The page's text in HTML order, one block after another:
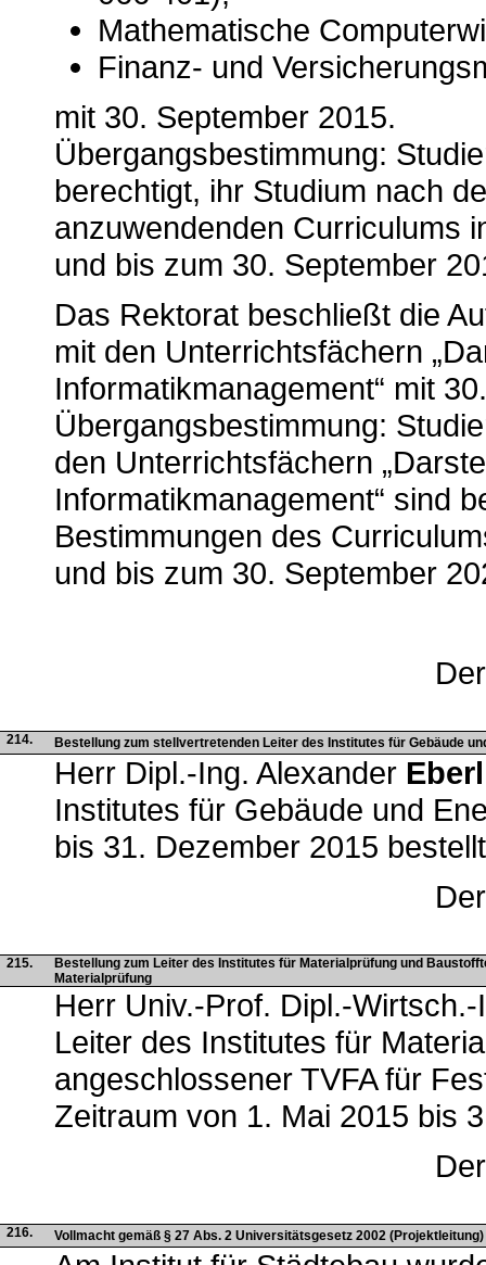
Mathematische
Finanz- und
mit 30. September 2015.
Übergangsbestimmung:
berechtigt, ihr Studium nach
anzuwendenden Curriculums
und bis zum 30. September
Das Rektorat beschließt die
mit den Unterrichtsfächern
Informatikmanagement“ mit
Übergangsbestimmung:
den Unterrichtsfächern
Informatikmanagement“ sind
Bestimmungen des
und bis zum 30. September
214. Bestellung zum stellvertretenden Leiter des Institutes für Gebäude
Herr Dipl.-Ing. Alexander Eberl
Institutes für Gebäude und
bis 31. Dezember 2015
215.
Bestellung zum Leiter des Institutes für Materialprüfung und
Materialprüfung
Herr Univ.-Prof. Dipl.-
Leiter des Institutes für
angeschlossener TVFA für
Zeitraum von 1. Mai 2015 bis
216. Vollmacht gemäß § 27 Abs. 2 Universitätsgesetz 2002